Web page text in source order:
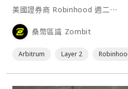
美國證券商 Robinhood 週二⋯
桑幣區識 Zombit
Arbitrum Layer 2